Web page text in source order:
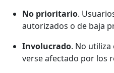
No prioritario.
autorizados o de baja
Involucrado. No
verse afectado por los